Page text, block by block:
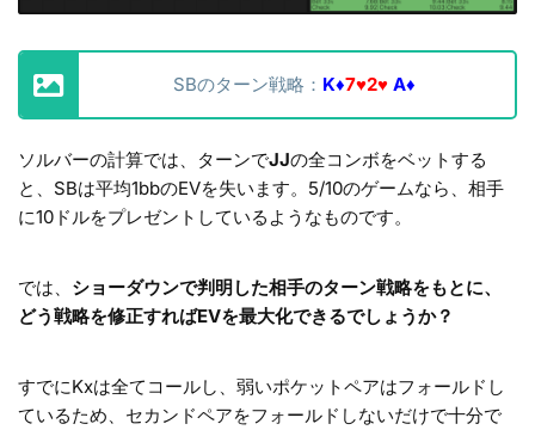
SBのターン戦略： K♦7♥2♥ A♦
ソルバーの計算では、ターンでJJの全コンボをベットする
と、SBは平均1bbのEVを失います。5/10のゲームなら、相手
に10ドルをプレゼントしているようなものです。
では、 ショーダウンで判明した相手のターン戦略をもとに、
どう戦略を修正すればEVを最大化できるでしょうか？
すでにKxは全てコールし、弱いポケットペアはフォールドし
ているため、セカンドペアをフォールドしないだけで十分で